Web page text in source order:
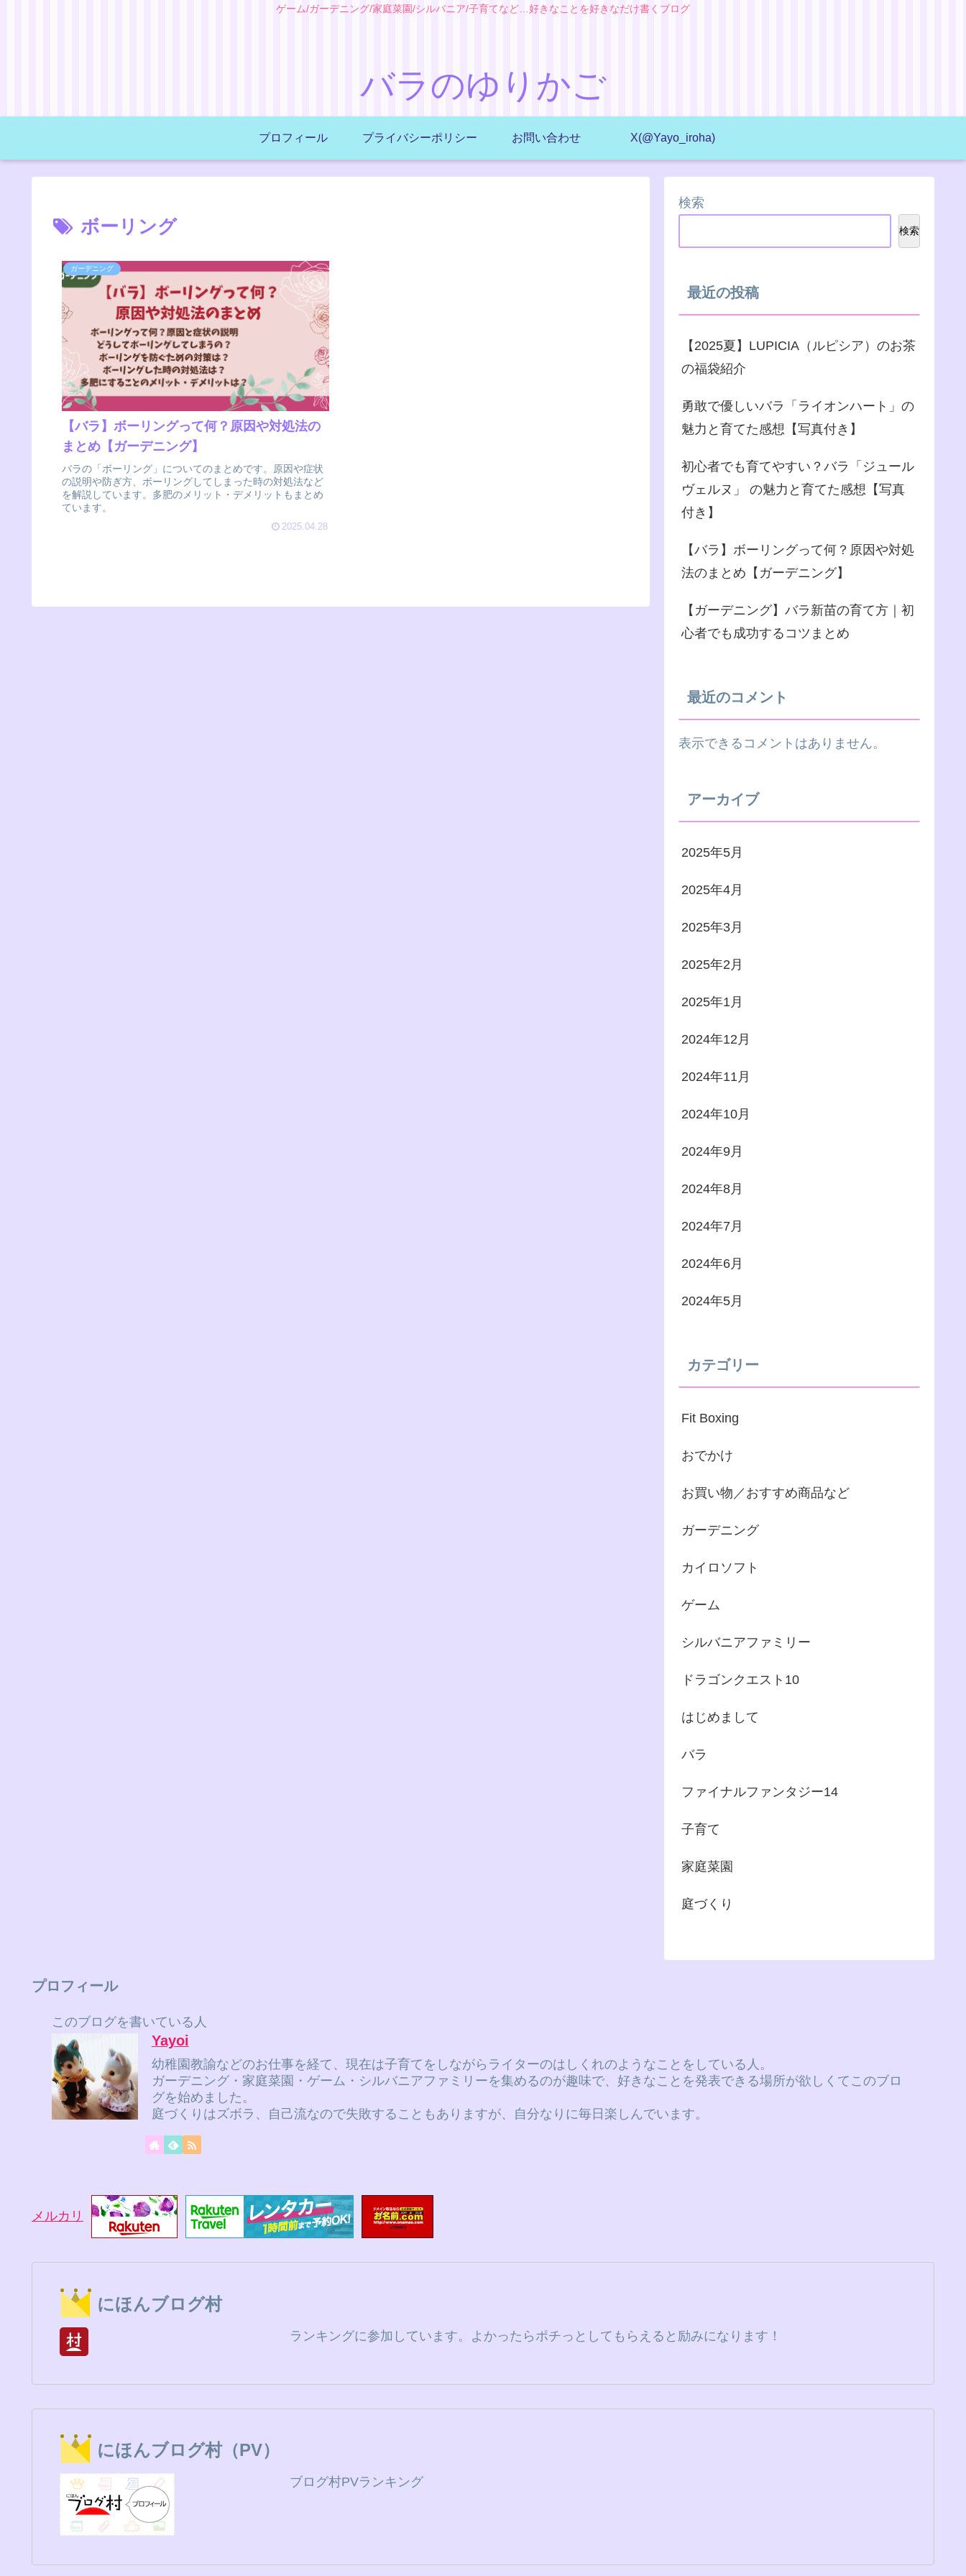
ゲーム/ガーデニング/家庭菜園/シルバニア/子育てなど…好きなことを好きなだけ書くブログ
バラのゆりかご
プロフィール プライバシーポリシー お問い合わせ X(@Yayo_iroha)
ボーリング
ガーデニング
【バラ】ボーリングって何？原因や対処法の
まとめ【ガーデニング】
バラの「ボーリング」についてのまとめです。原因や症状
の説明や防ぎ方、ボーリングしてしまった時の対処法など
を解説しています。多肥のメリット・デメリットもまとめ
ています。
2025.04.28
検索
検索
最近の投稿
【2025夏】LUPICIA（ルピシア）のお茶
の福袋紹介
勇敢で優しいバラ「ライオンハート」の
魅力と育てた感想【写真付き】
初心者でも育てやすい？バラ「ジュール
ヴェルヌ」 の魅力と育てた感想【写真
付き】
【バラ】ボーリングって何？原因や対処
法のまとめ【ガーデニング】
【ガーデニング】バラ新苗の育て方｜初
心者でも成功するコツまとめ
最近のコメント
表示できるコメントはありません。
アーカイブ
2025年5月
2025年4月
2025年3月
2025年2月
2025年1月
2024年12月
2024年11月
2024年10月
2024年9月
2024年8月
2024年7月
2024年6月
2024年5月
カテゴリー
Fit Boxing
おでかけ
お買い物／おすすめ商品など
ガーデニング
カイロソフト
ゲーム
シルバニアファミリー
ドラゴンクエスト10
はじめまして
バラ
ファイナルファンタジー14
子育て
家庭菜園
庭づくり
プロフィール
このブログを書いている人
Yayoi
幼稚園教諭などのお仕事を経て、現在は子育てをしながらライターのはしくれのようなことをしている人。
ガーデニング・家庭菜園・ゲーム・シルバニアファミリーを集めるのが趣味で、好きなことを発表できる場所が欲しくてこのブロ
グを始めました。
庭づくりはズボラ、自己流なので失敗することもありますが、自分なりに毎日楽しんでいます。
メルカリ
にほんブログ村
ランキングに参加しています。よかったらポチっとしてもらえると励みになります！
にほんブログ村（PV）
ブログ村PVランキング